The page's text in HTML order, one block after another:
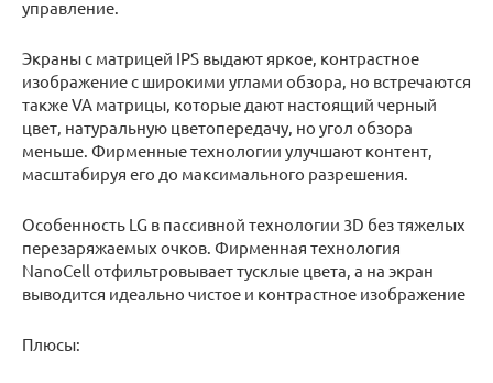
управление.
Экраны с матрицей IPS выдают яркое, контрастное
изображение с широкими углами обзора, но встречаются
также VA матрицы, которые дают настоящий черный
цвет, натуральную цветопередачу, но угол обзора
меньше. Фирменные технологии улучшают контент,
масштабируя его до максимального разрешения.
Особенность LG в пассивной технологии 3D без тяжелых
перезаряжаемых очков. Фирменная технология
NanoCell отфильтровывает тусклые цвета, а на экран
выводится идеально чистое и контрастное изображение
Плюсы: